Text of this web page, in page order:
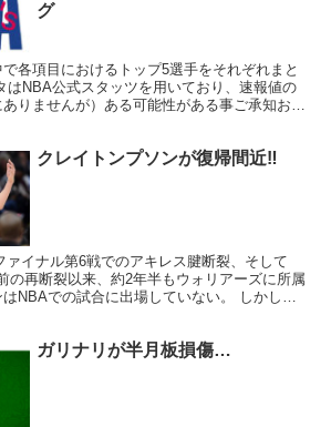
グ
各項目におけるトップ5選手をそれぞれまと
はNBA公式スタッツを用いており、速報値の
りませんが）ある可能性がある事ご承知おき
クレイトンプソンが復帰間近‼︎
ァイナル第6戦でのアキレス腱断裂、そして
の再断裂以来、約2年半もウォリアーズに所属
NBAでの試合に出場していない。 しかしな
ガリナリが半月板損傷…